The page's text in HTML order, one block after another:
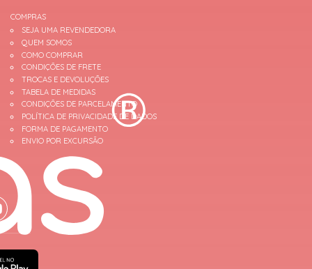
COMPRAS
SEJA UMA REVENDEDORA
QUEM SOMOS
COMO COMPRAR
CONDIÇÕES DE FRETE
TROCAS E DEVOLUÇÕES
TABELA DE MEDIDAS
CONDIÇÕES DE PARCELAMENTO
POLÍTICA DE PRIVACIDADE DE DADOS
FORMA DE PAGAMENTO
ENVIO POR EXCURSÃO